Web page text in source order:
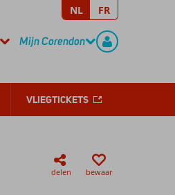
CONTACT
Mijn Corendon
REGISTREER
NL FR
VLIEGTICKETS
delen bewaar